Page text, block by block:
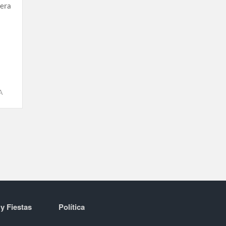
Fiestas Política